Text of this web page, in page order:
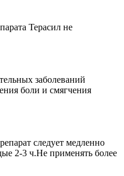
Терасил не
заболеваний
боли и смягчения
следует медленно
2-3 ч.Не применять более